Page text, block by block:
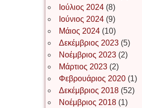
Ιωάννης Σ.
ΝΙΚΟΣ ΓΑΤΟΣ
Νίκος Λυγερός
Ιούλιος 2024 (8)
Ιούνιος 2024 (9)
Μάιος 2024 (10)
Δεκέμβριος 2023 (5)
Νοέμβριος 2023 (2)
Μάρτιος 2023 (2)
Φεβρουάριος 2020 (1)
Δεκέμβριος 2018 (52)
Νοέμβριος 2018 (1)